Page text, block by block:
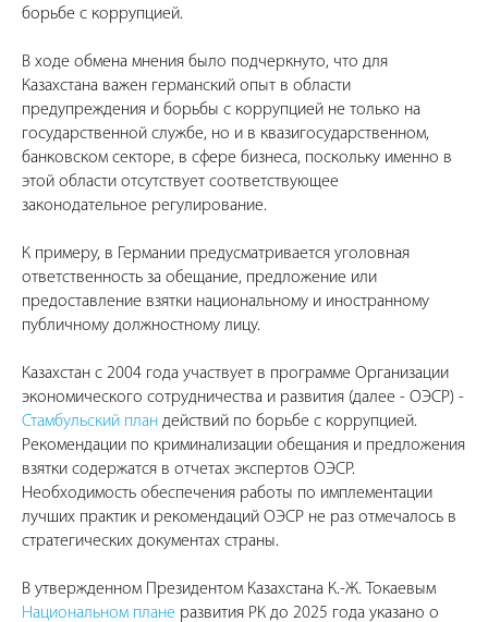
борьбе с коррупцией.
В ходе обмена мнения было подчеркнуто, что для
Казахстана важен германский опыт в области
предупреждения и борьбы с коррупцией не только на
государственной службе, но и в квазигосударственном,
банковском секторе, в сфере бизнеса, поскольку именно в
этой области отсутствует соответствующее
законодательное регулирование.
К примеру, в Германии предусматривается уголовная
ответственность за обещание, предложение или
предоставление взятки национальному и иностранному
публичному должностному лицу.
Казахстан с 2004 года участвует в программе Организации
экономического сотрудничества и развития (далее - ОЭСР) -
Стамбульский план действий по борьбе с коррупцией.
Рекомендации по криминализации обещания и предложения
взятки содержатся в отчетах экспертов ОЭСР.
Необходимость обеспечения работы по имплементации
лучших практик и рекомендаций ОЭСР не раз отмечалось в
стратегических документах страны.
В утвержденном Президентом Казахстана К.-Ж. Токаевым
Национальном плане развития РК до 2025 года указано о